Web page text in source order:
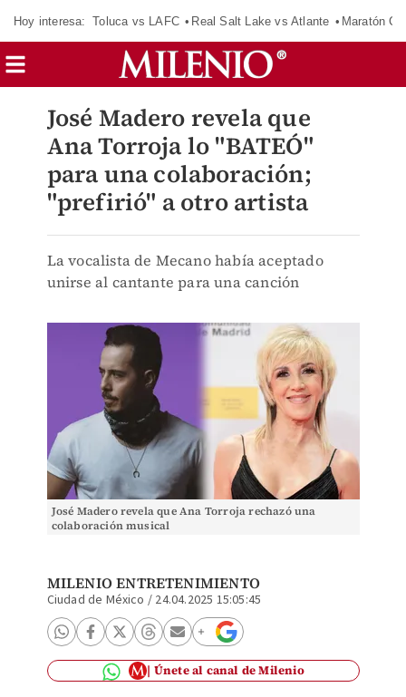
Hoy interesa: Toluca vs LAFC Real Salt Lake vs Atlante Maratón
José Madero revela que
Ana Torroja lo "BATEÓ"
para una colaboración;
"prefirió" a otro artista
La vocalista de Mecano había aceptado
unirse al cantante para una canción
José Madero revela que Ana Torroja rechazó una
colaboración musical
MILENIO ENTRETENIMIENTO
Ciudad de México / 24.04.2025 15:05:45
Únete al canal de Milenio